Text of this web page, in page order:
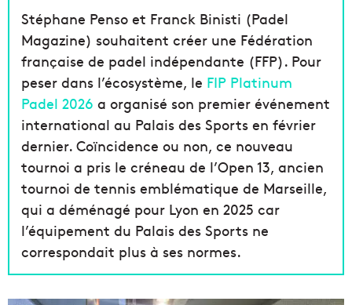
Stéphane Penso et Franck Binisti (Padel
Magazine) souhaitent créer une Fédération
française de padel indépendante (FFP). Pour
peser dans l’écosystème, le FIP Platinum
Padel 2026 a organisé son premier événement
international au Palais des Sports en février
dernier. Coïncidence ou non, ce nouveau
tournoi a pris le créneau de l’Open 13, ancien
tournoi de tennis emblématique de Marseille,
qui a déménagé pour Lyon en 2025 car
l’équipement du Palais des Sports ne
correspondait plus à ses normes.